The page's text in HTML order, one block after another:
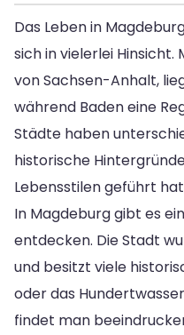
Das Leben in
sich in vielerlei
von Sachsen-Anhalt,
während Baden eine
Städte haben
historische
Lebensstilen geführt
In Magdeburg gibt es
entdecken. Die Stadt
und besitzt viele
oder das
findet man